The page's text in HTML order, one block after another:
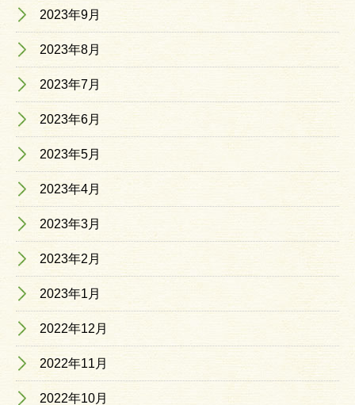
2023年9月
2023年8月
2023年7月
2023年6月
2023年5月
2023年4月
2023年3月
2023年2月
2023年1月
2022年12月
2022年11月
2022年10月